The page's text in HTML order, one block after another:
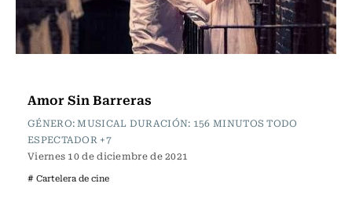
Amor Sin Barreras
GÉNERO: MUSICAL DURACIÓN: 156 MINUTOS TODO
ESPECTADOR +7
Viernes 10 de diciembre de 2021
# Cartelera de cine